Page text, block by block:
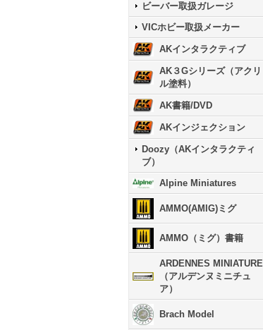
ビーバー取扱ガレージ
VICホビー取扱メーカー
AKインタラクティブ
AK３Gシリーズ（アクリ
ル塗料）
AK書籍/DVD
AKインジェクション
Doozy（AKインタラクティ
ブ）
Alpine Miniatures
AMMO(AMIG)ミグ
AMMO（ミグ）書籍
ARDENNES MINIATURE
（アルデンヌミニチュ
ア）
Brach Model